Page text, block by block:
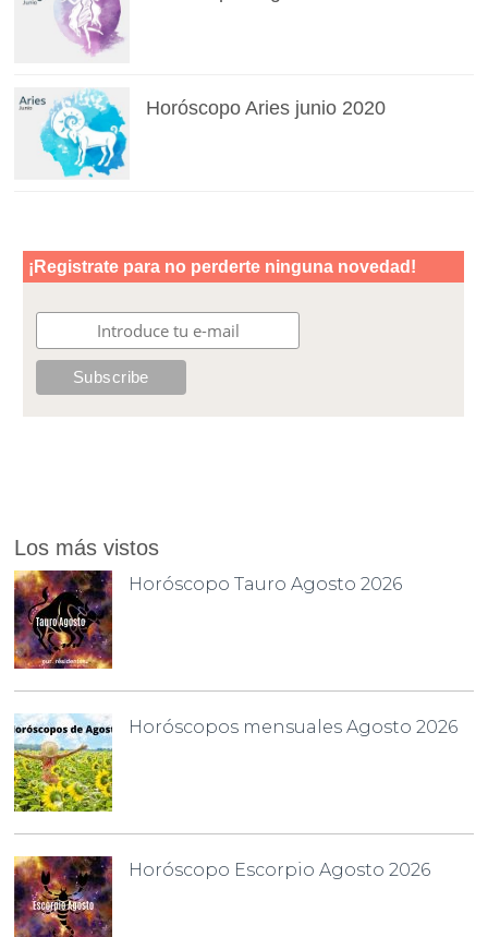
Horóscopo Aries junio 2020
Los más vistos
Horóscopo Tauro Agosto 2026
Horóscopos mensuales Agosto 2026
Horóscopo Escorpio Agosto 2026